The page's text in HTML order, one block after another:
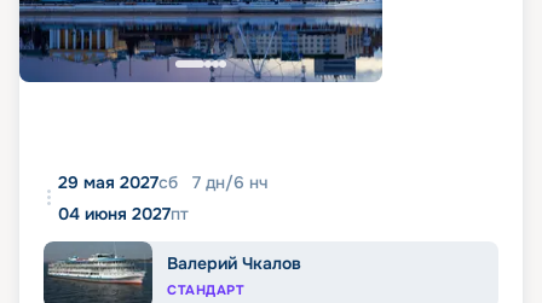
29 мая 2027сб 7 дн/6 нч
04 июня 2027пт
Валерий Чкалов
СТАНДАРТ